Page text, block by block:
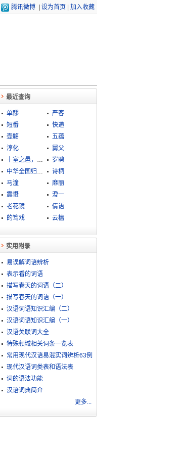
腾讯微博 设为首页 加入收藏
最近查询
单醪
严客
短番
快递
壶觞
五蕴
淳化
舅父
十室之邑，必有忠信
岁聘
中华全国归国华侨联合会
诗柄
马潼
靡丽
震慑
澄一
老花镜
倩语
的笃戏
云樯
实用附录
易误解词语辨析
表示看的词语
描写春天的词语（二）
描写春天的词语（一）
汉语词语知识汇编（二）
汉语词语知识汇编（一）
汉语关联词大全
特殊领域相关词条一览表
常用现代汉语易混实词辨析63例
现代汉语词类表和语法表
词的语法功能
汉语词典简介
更多...